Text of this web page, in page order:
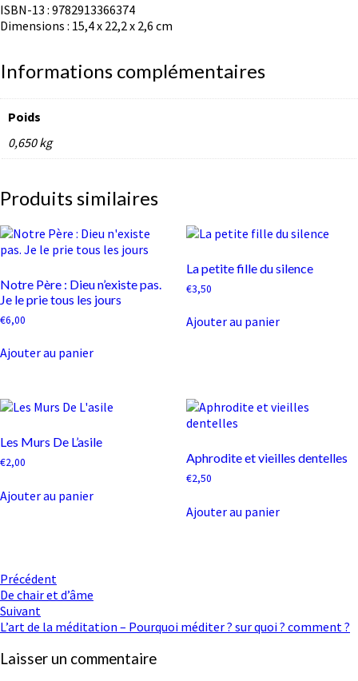
ISBN-13 : 9782913366374
Dimensions : 15,4 x 22,2 x 2,6 cm
Informations complémentaires
Poids
0,650 kg
Produits similaires
Notre Père : Dieu n’existe pas.
Je le prie tous les jours
€6,00
Ajouter au panier
La petite fille du silence
€3,50
Ajouter au panier
Les Murs De L’asile
€2,00
Ajouter au panier
Aphrodite et vieilles dentelles
€2,50
Ajouter au panier
Navigation
d'article
Précédent
De chair et d’âme
Suivant
L’art de la méditation – Pourquoi méditer ? sur quoi ? comment ?
Laisser un commentaire